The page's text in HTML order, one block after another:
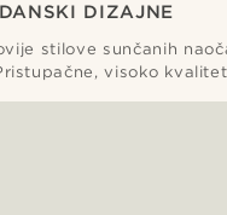
DIZAJNE
stilove sunčanih
visoko